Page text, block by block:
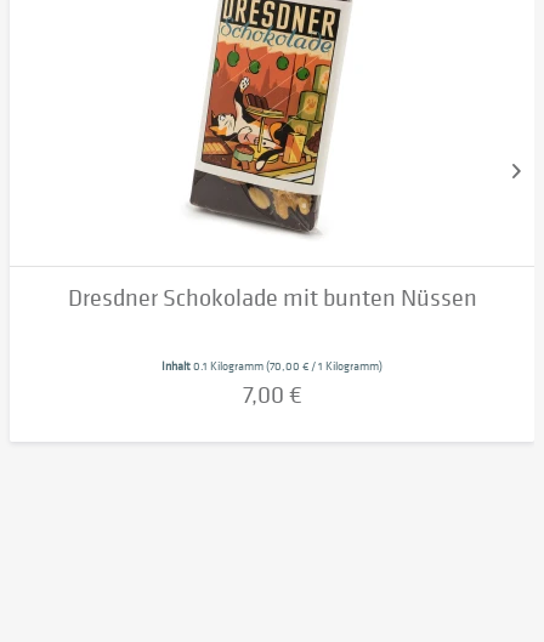
Dresdner Schokolade mit bunten Nüssen
Inhalt0.1 Kilogramm(70,00 € / 1 Kilogramm)
7,00 €